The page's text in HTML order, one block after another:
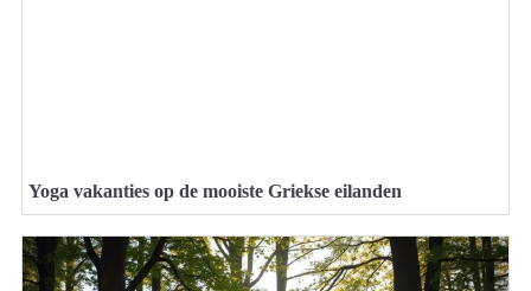
Yoga vakanties op de mooiste Griekse eilanden